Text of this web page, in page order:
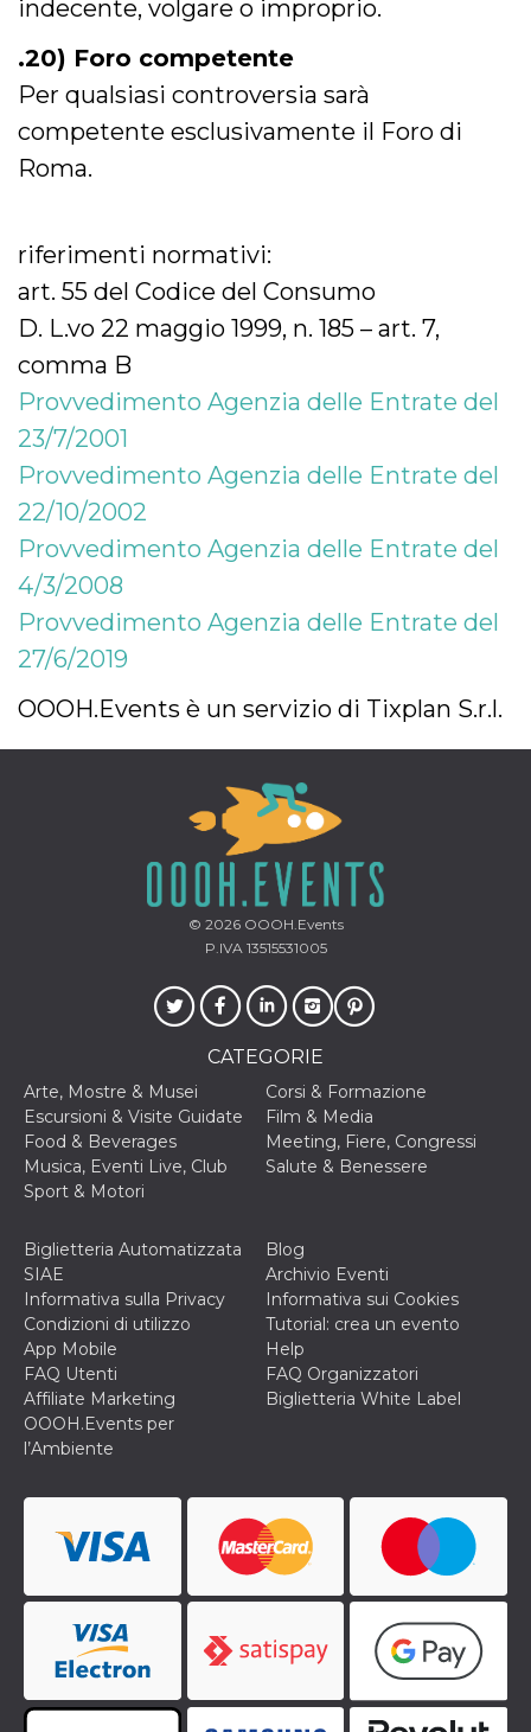
indecente, volgare o improprio.
.20) Foro competente
Per qualsiasi controversia sarà
competente esclusivamente il Foro di
Roma.
riferimenti normativi:
art. 55 del Codice del Consumo
D. L.vo 22 maggio 1999, n. 185 – art. 7,
comma B
Provvedimento Agenzia delle Entrate del
23/7/2001
Provvedimento Agenzia delle Entrate del
22/10/2002
Provvedimento Agenzia delle Entrate del
4/3/2008
Provvedimento Agenzia delle Entrate del
27/6/2019
OOOH.Events è un servizio di Tixplan S.r.l.
© 2026OOOH.Events
P.IVA 13515531005
CATEGORIE
Arte, Mostre & Musei
Corsi & Formazione
Escursioni & Visite Guidate
Film & Media
Food & Beverages
Meeting, Fiere, Congressi
Musica, Eventi Live, Club
Salute & Benessere
Sport & Motori
Biglietteria Automatizzata
SIAE
Blog
Archivio Eventi
Informativa sulla Privacy
Informativa sui Cookies
Condizioni di utilizzo
Tutorial: crea un evento
App Mobile
Help
FAQ Utenti
FAQ Organizzatori
Affiliate Marketing
Biglietteria White Label
OOOH.Events per
l’Ambiente